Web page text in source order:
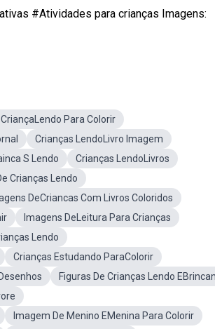
#Atividades para crianças Imagens:
Para Colorir
Crianças LendoLivro Imagem
S Lendo
Crianças LendoLivros
Crianças Lendo
DeCriancas Com Livros Coloridos
Imagens DeLeitura Para Crianças
Lendo
Crianças Estudando ParaColorir
Figuras De Crianças Lendo
Imagem De Menino EMenina Para Colorir